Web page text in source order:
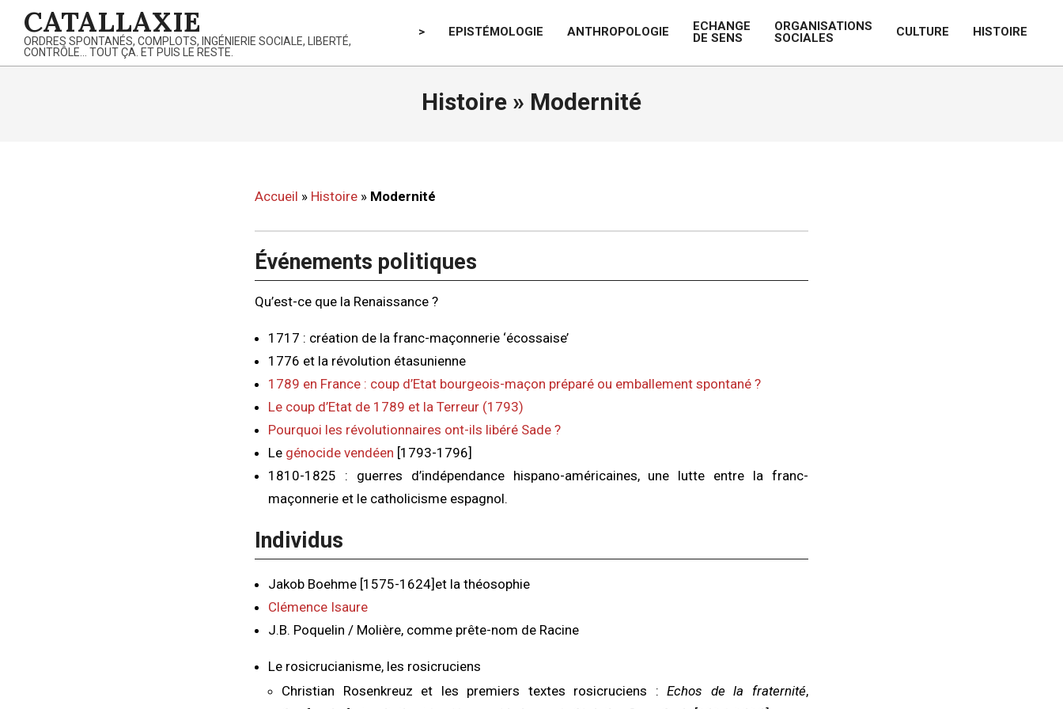
content
CATALLAXIE
ORDRES SPONTANÉS, COMPLOTS, INGÉNIERIE SOCIALE, LIBERTÉ,
CONTRÔLE… TOUT ÇA. ET PUIS LE RESTE.
> EPISTÉMOLOGIE ANTHROPOLOGIE
ECHANGE
DE SENS
ORGANISATIONS
SOCIALES
CULTURE HISTOIRE
Histoire » Modernité
Accueil » Histoire » Modernité
Événements politiques
Qu’est-ce que la Renaissance ?
1717 : création de la franc-maçonnerie ‘écossaise’
1776 et la révolution étasunienne
1789 en France : coup d’Etat bourgeois-maçon préparé ou emballement spontané ?
Le coup d’Etat de 1789 et la Terreur (1793)
Pourquoi les révolutionnaires ont-ils libéré Sade ?
Le génocide vendéen [1793-1796]
1810-1825 : guerres d’indépendance hispano-américaines, une lutte entre la franc-
maçonnerie et le catholicisme espagnol.
Individus
Jakob Boehme [1575-1624]et la théosophie
Clémence Isaure
J.B. Poquelin / Molière, comme prête-nom de Racine
Le rosicrucianisme, les rosicruciens
Christian Rosenkreuz et les premiers textes rosicruciens :Echos de la fraternité,